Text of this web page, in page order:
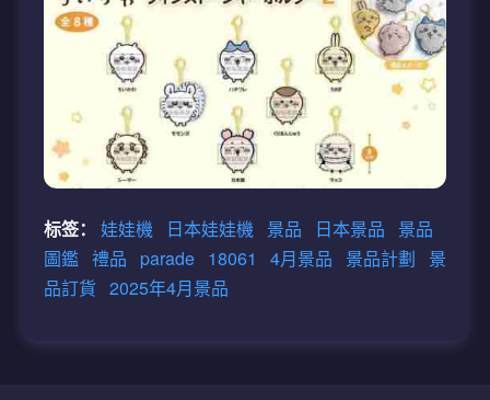
标签： 娃娃機 日本娃娃機 景品 日本景品
景品
圖鑑 禮品 parade 18061 4月景品 景品計劃
景
品訂貨 2025年4月景品